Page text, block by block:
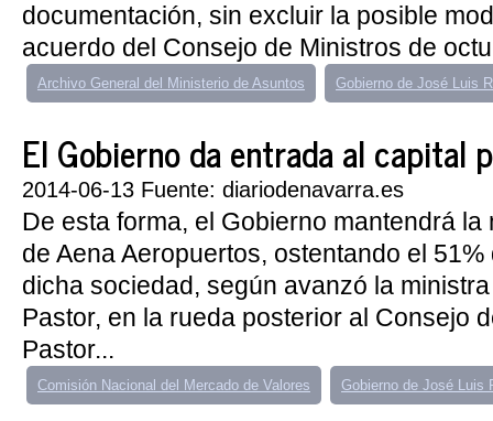
documentación, sin excluir la posible
acuerdo del Consejo de Ministros de
Archivo General del Ministerio de Asuntos Gobierno de José Luis
El Gobierno da entrada al capital
2014-06-13 Fuente: diariodenavarra.es
De esta forma, el Gobierno mantendrá
de Aena Aeropuertos, ostentando el
dicha sociedad, según avanzó la
Pastor, en la rueda posterior al Consejo
Pastor...
Comisión Nacional del Mercado de Valores Gobierno de José Luis